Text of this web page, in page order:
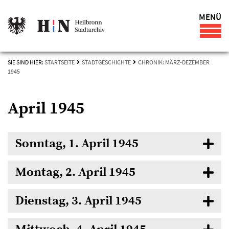
MENÜ
SIE SIND HIER: STARTSEITE STADTGESCHICHTE
CHRONIK: MÄRZ-DEZEMBER
1945
April 1945
Sonntag, 1. April 1945
Montag, 2. April 1945
Dienstag, 3. April 1945